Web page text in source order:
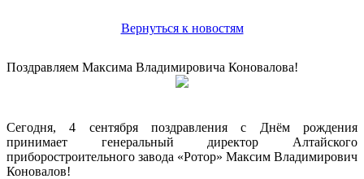
Вернуться к новостям
Поздравляем Максима Владимировича Коновалова!
Сегодня, 4 сентября поздравления с Днём рождения
принимает генеральный директор Алтайского
приборостроительного завода «Ротор» Максим Владимирович
Коновалов!